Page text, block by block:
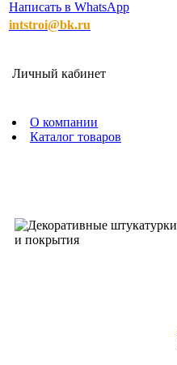
Написать в WhatsApp
intstroi@bk.ru
Личный кабинет
О компании
Каталог товаров